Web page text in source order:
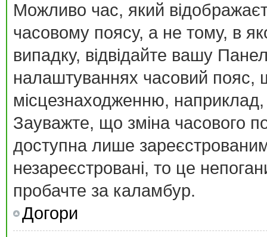
Можливо час, який
часовому поясу, а не тому, в
випадку, відвідайте вашу
налаштуваннях часовий пояс,
місцезнаходженню,
Зауважте, що зміна часового
доступна лише
незареєстровані, то це
пробачте за каламбур.
Догори